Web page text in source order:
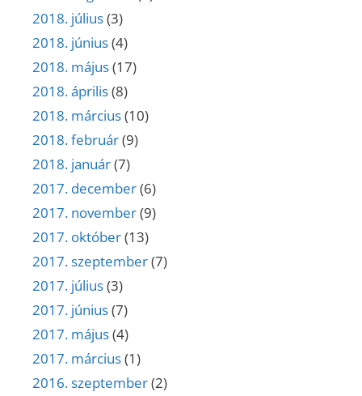
2018. július(3)
2018. június(4)
2018. május(17)
2018. április(8)
2018. március(10)
2018. február(9)
2018. január(7)
2017. december(6)
2017. november(9)
2017. október(13)
2017. szeptember(7)
2017. július(3)
2017. június(7)
2017. május(4)
2017. március(1)
2016. szeptember(2)